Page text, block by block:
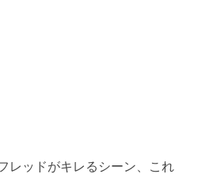
レッドがキレるシーン、これ